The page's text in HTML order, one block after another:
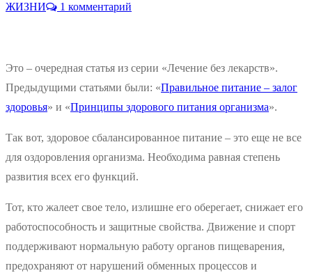
ЖИЗНИ
1 комментарий
Это – очередная статья из серии «Лечение без лекарств».
Предыдущими статьями были: «Правильное питание – залог
здоровья» и «Принципы здорового питания организма».
Так вот, здоровое сбалансированное питание – это еще не все
для оздоровления организма. Необходима равная степень
развития всех его функций.
Тот, кто жалеет свое тело, излишне его оберегает, снижает его
работоспособность и защитные свойства. Движение и спорт
поддерживают нормальную работу органов пищеварения,
предохраняют от нарушений обменных процессов и